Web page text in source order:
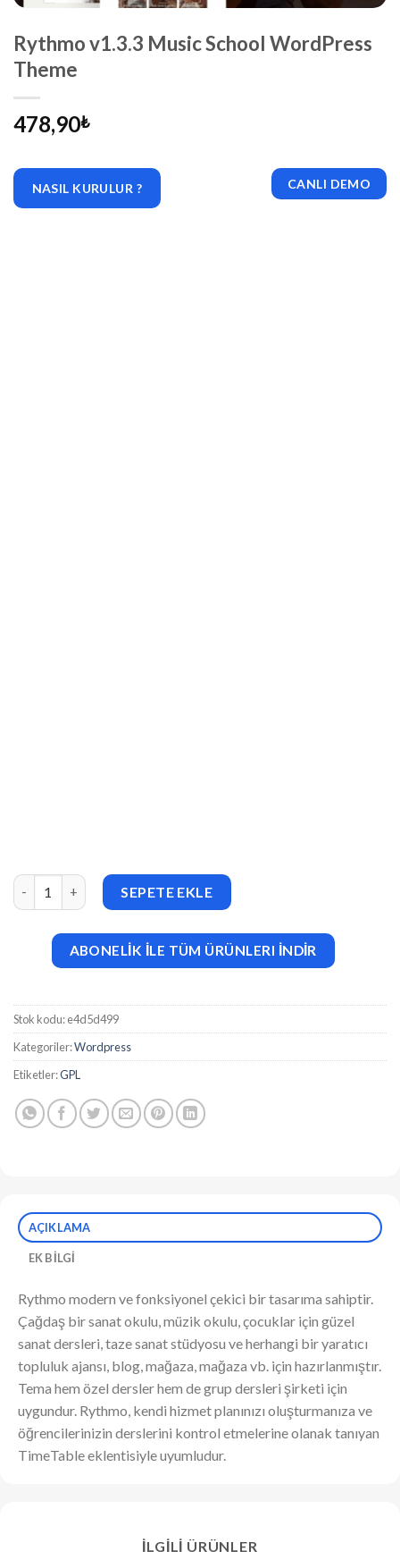
Rythmo v1.3.3 Music School WordPress
Theme
478,90₺
NASIL KURULUR ? CANLI DEMO
Rythmo v1.3.3 Music School WordPress Theme adet
SEPETE EKLE
ABONELİK İLE TÜM ÜRÜNLERI İNDİR
Stok kodu:e4d5d499
Kategoriler:Wordpress
Etiketler:GPL
AÇIKLAMA
EK BILGI
Rythmo modern ve fonksiyonel çekici bir tasarıma sahiptir.
Çağdaş bir sanat okulu, müzik okulu, çocuklar için güzel
sanat dersleri, taze sanat stüdyosu ve herhangi bir yaratıcı
topluluk ajansı, blog, mağaza, mağaza vb. için hazırlanmıştır.
Tema hem özel dersler hem de grup dersleri şirketi için
uygundur. Rythmo, kendi hizmet planınızı oluşturmanıza ve
öğrencilerinizin derslerini kontrol etmelerine olanak tanıyan
TimeTable eklentisiyle uyumludur.
İLGILI ÜRÜNLER